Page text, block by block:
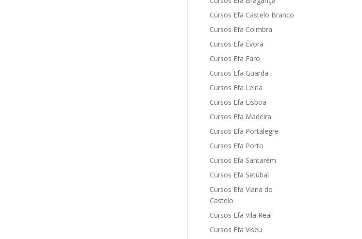
Cursos Efa Castelo Branco
Cursos Efa Coimbra
Cursos Efa Évora
Cursos Efa Faro
Cursos Efa Guarda
Cursos Efa Leiria
Cursos Efa Lisboa
Cursos Efa Madeira
Cursos Efa Portalegre
Cursos Efa Porto
Cursos Efa Santarém
Cursos Efa Setúbal
Cursos Efa Viana do
Castelo
Cursos Efa Vila Real
Cursos Efa Viseu